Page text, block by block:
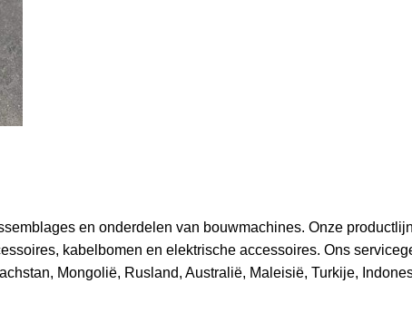
en onderdelen van bouwmachines. Onze
kabelbomen en elektrische accessoires. Ons
Mongolië, Rusland, Australië, Maleisië, Turkije,